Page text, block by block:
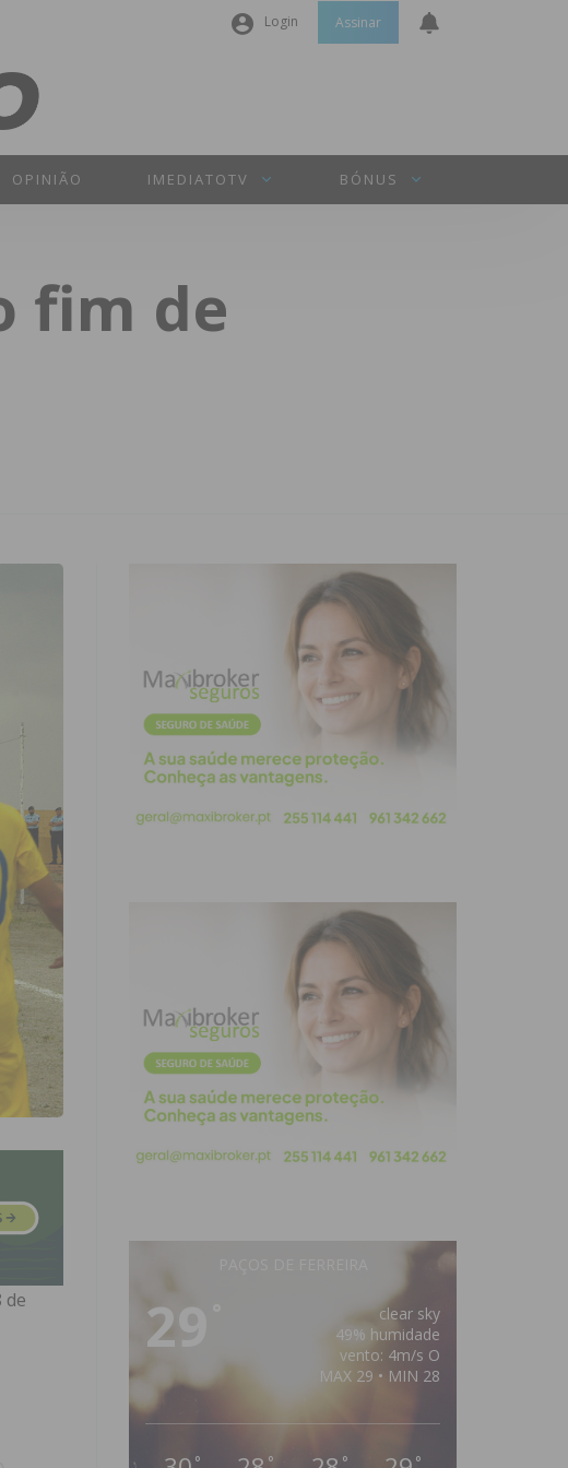
Login
Senha
Assinar
OPINIÃO IMEDIATOTV BÓNUS
fim de
de
29
clear sky
49% humidade
vento: 4m/s O
MAX 29 • MIN 28
° ° ° °